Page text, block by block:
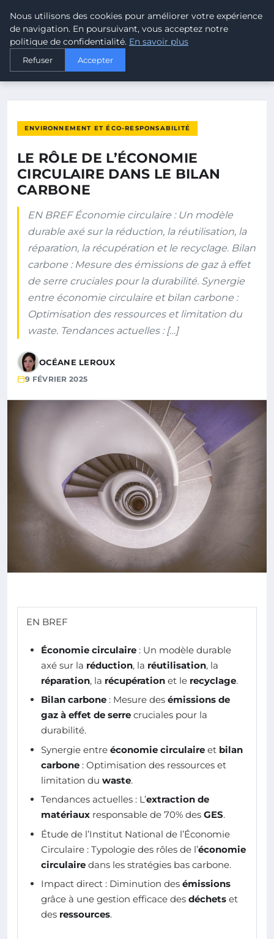
MALTA CLIMATE
ACCUEIL
LE RÔLE DE L’ÉCONOMIE CIRCULAIRE DANS LE BILAN CARBONE
ENVIRONNEMENT ET ÉCO-RESPONSABILITÉ
LE RÔLE DE L’ÉCONOMIE
CIRCULAIRE DANS LE BILAN
CARBONE
EN BREF Économie circulaire : Un modèle
durable axé sur la réduction, la réutilisation, la
réparation, la récupération et le recyclage. Bilan
carbone : Mesure des émissions de gaz à effet
de serre cruciales pour la durabilité. Synergie
entre économie circulaire et bilan carbone :
Optimisation des ressources et limitation du
waste. Tendances actuelles : […]
OCÉANE LEROUX
9 FÉVRIER 2025
EN BREF
Économie circulaire : Un modèle durable
axé sur la réduction, la réutilisation, la
réparation, la récupération et le recyclage.
Bilan carbone : Mesure des émissions de
gaz à effet de serre cruciales pour la
durabilité.
Synergie entre économie circulaire et bilan
carbone : Optimisation des ressources et
limitation du waste.
Tendances actuelles : L’extraction de
matériaux responsable de 70% des GES.
Étude de l’Institut National de l’Économie
Circulaire : Typologie des rôles de l’économie
circulaire dans les stratégies bas carbone.
Impact direct : Diminution des émissions
grâce à une gestion efficace des déchets et
des ressources.
Nous utilisons des cookies pour améliorer votre expérience
de navigation. En poursuivant, vous acceptez notre
politique de confidentialité. En savoir plus
Refuser Accepter